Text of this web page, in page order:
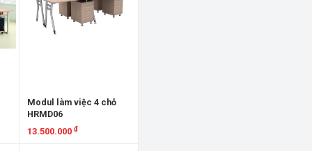
Modul làm việc 4 chỗ
HRMD06
13.500.000₫